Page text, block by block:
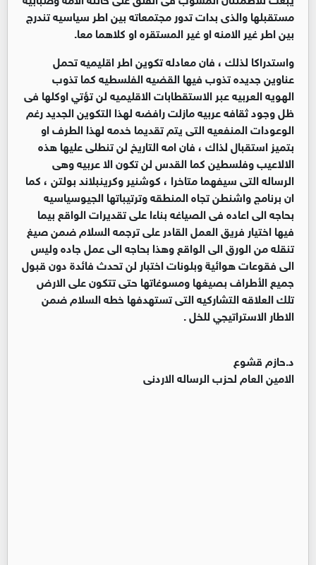
مستقبلها والذى بدات تدور مجتمعاته بين اطر سياسيه تندرج
بين اطر غير الامنه او غير المستقره او كلاهما معا.
واستدراكا لذلك ، فان معادله تكوين اطر اقليميه تحمل
عناوين جديده تذوب فيها القضيه الفلسطيه كما تذوب
الهويه العربيه عبر الاستقطابات الاقليميه لن تؤتي اوكلها فى
ظل وجود ثقافه عربيه مازلت رافضه لهذا التكوين الجديد رغم
الوعودات المنفعيه التى يتم تقديما خدمه لهذا الطرف او
بتميز استقبال لذاك ، فان امه التاريخ لن تنطلى عليها هذه
الالاعيب وفلسطين كما القدس لن تكون الا عربيه وهى
الرساله التى سيفهما متاخرا ، كوشنير وكرينبلاند بولتن ، كما
ان برنامج واشنطن تجاه المنطقه وترتيباتها الجيوسياسيه
بحاجه الى اعاده فى الصياغه بناءا على تقديرات الواقع بيما
فيها اختيار فريق العمل القادر على ترجمه السلام ضمن صيغ
تنقله من الورق الى الواقع وهذا بحاجه الى عمل جاده وليس
الى فقوعات هوائية وبلونات اختبار لن تحدث فائدة دون قبول
جميع الأطراف بصيغها ومسوغاتها حتى تتكون على الارض
تلك العلاقه التشاركيه التى تستهدفها خطه السلام ضمن
الاطار الاستراتيجي للخل .
د.حازم قشوع
الامين العام لحزب الرساله الاردنى